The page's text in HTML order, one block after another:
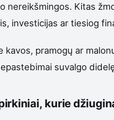
nereikšmingos. Kitas
investicijas ar tiesiog
pramogų ar
suvalgo
kurie